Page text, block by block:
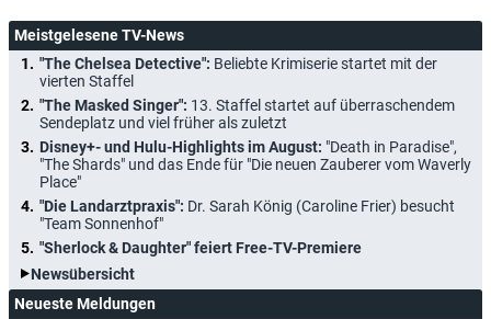
Meistgelesene TV-News
"The Chelsea Detective": Beliebte Krimiserie startet mit der
vierten Staffel
"The Masked Singer": 13. Staffel startet auf überraschendem
Sendeplatz und viel früher als zuletzt
Disney+- und Hulu-Highlights im August: "Death in Paradise",
"The Shards" und das Ende für "Die neuen Zauberer vom Waverly
Place"
"Die Landarztpraxis": Dr. Sarah König (Caroline Frier) besucht
"Team Sonnenhof"
"Sherlock & Daughter" feiert Free-TV-Premiere
Newsübersicht
Neueste Meldungen